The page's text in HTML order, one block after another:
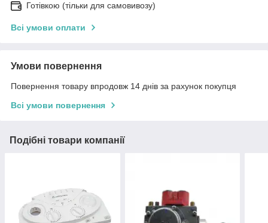
Готівкою (тільки для самовивозу)
Всі умови оплати
Умови повернення
Повернення товару впродовж 14 днів за рахунок покупця
Всі умови повернення
Подібні товари компанії